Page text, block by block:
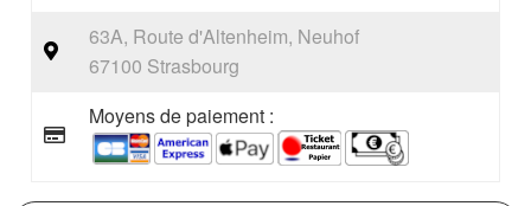
63A, Route d'Altenheim, Neuhof
67100 Strasbourg
Moyens de paiement :